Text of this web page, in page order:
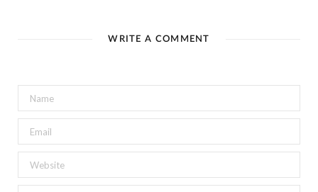
WRITE A COMMENT